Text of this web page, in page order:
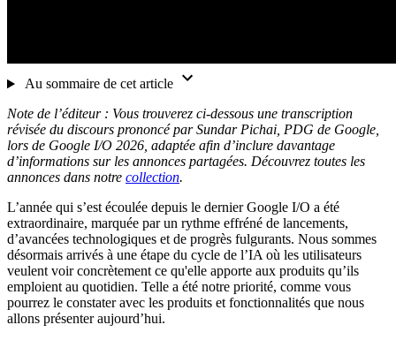
Au sommaire de cet article
Note de l’éditeur : Vous trouverez ci-dessous une transcription
révisée du discours prononcé par Sundar Pichai, PDG de Google,
lors de Google I/O 2026, adaptée afin d’inclure davantage
d’informations sur les annonces partagées. Découvrez toutes les
annonces dans notre collection.
L’année qui s’est écoulée depuis le dernier Google I/O a été
extraordinaire, marquée par un rythme effréné de lancements,
d’avancées technologiques et de progrès fulgurants. Nous sommes
désormais arrivés à une étape du cycle de l’IA où les utilisateurs
veulent voir concrètement ce qu'elle apporte aux produits qu’ils
emploient au quotidien. Telle a été notre priorité, comme vous
pourrez le constater avec les produits et fonctionnalités que nous
allons présenter aujourd’hui.